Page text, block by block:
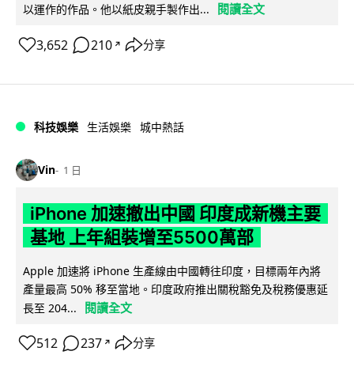
以運作的作品。他以紙皮親手製作出...
閱讀全文
3,652 210 ↗ 分享
科技娛樂 生活娛樂 城中熱話
Vin 1 日
iPhone 加速撤出中國 印度成新機主要
基地 上年組裝增至5500萬部
Apple 加速將 iPhone 生產線由中國轉往印度，目標兩年內將
產量最高 50% 移至當地。印度政府推出關稅豁免及稅務優惠延
長至 204...
閱讀全文
512 237 ↗ 分享